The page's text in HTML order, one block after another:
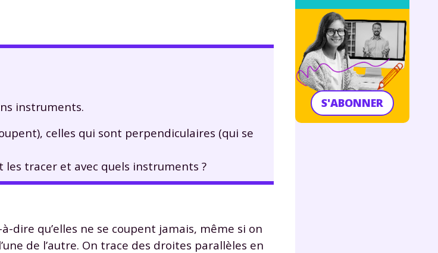
instruments.
celles qui sont perpendiculaires (qui se
tracer et avec quels instruments ?
dire qu’elles ne se coupent jamais, même si on
de l’autre. On trace des droites parallèles en
S'ABONNER